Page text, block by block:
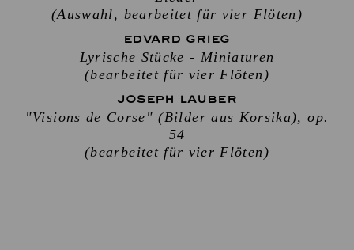
(Auswahl, bearbeitet für vier Flöten)
EDVARD GRIEG
Lyrische Stücke - Miniaturen
(bearbeitet für vier Flöten)
JOSEPH LAUBER
"Visions de Corse" (Bilder aus Korsika), op.
54
(bearbeitet für vier Flöten)